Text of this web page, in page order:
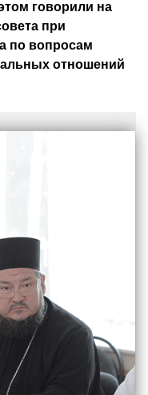
говорили на
при
по вопросам
отношений